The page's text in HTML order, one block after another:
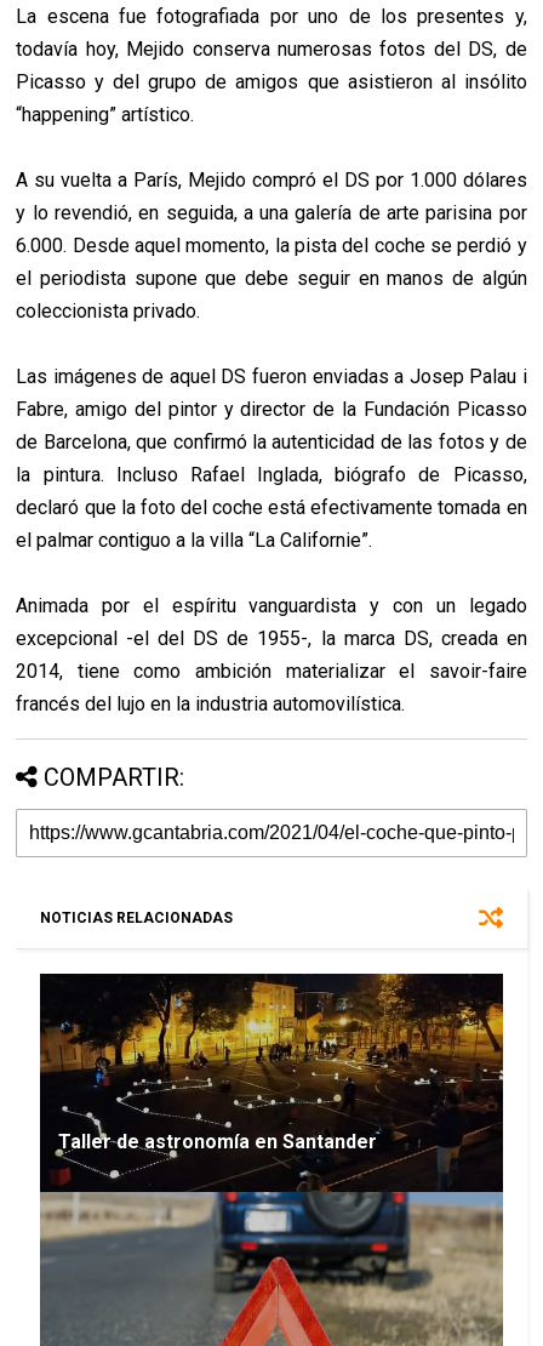
La escena fue fotografiada por uno de los presentes y,
todavía hoy, Mejido conserva numerosas fotos del DS, de
Picasso y del grupo de amigos que asistieron al insólito
“happening” artístico.
A su vuelta a París, Mejido compró el DS por 1.000 dólares
y lo revendió, en seguida, a una galería de arte parisina por
6.000. Desde aquel momento, la pista del coche se perdió y
el periodista supone que debe seguir en manos de algún
coleccionista privado.
Las imágenes de aquel DS fueron enviadas a Josep Palau i
Fabre, amigo del pintor y director de la Fundación Picasso
de Barcelona, que confirmó la autenticidad de las fotos y de
la pintura. Incluso Rafael Inglada, biógrafo de Picasso,
declaró que la foto del coche está efectivamente tomada en
el palmar contiguo a la villa “La Californie”.
Animada por el espíritu vanguardista y con un legado
excepcional -el del DS de 1955-, la marca DS, creada en
2014, tiene como ambición materializar el savoir-faire
francés del lujo en la industria automovilística.
COMPARTIR:
NOTICIAS RELACIONADAS
Taller de astronomía en Santander